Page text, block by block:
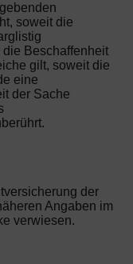
soweit die
Beschaffenheit
gilt, soweit die
eine
der Sache
der
Angaben im
verwiesen.